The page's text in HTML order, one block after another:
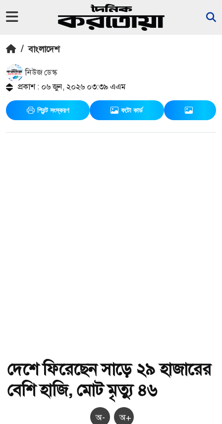
/ বাংলাদেশ
নিউজ ডেস্ক
প্রকাশ : ০৬ জুন, ২০২৬ ০৩:৩৯ এএম
প্রিন্ট সংস্করণ ফটো কার্ড
দেশে ফিরেছেন সাড়ে ২৯ হাজারের
বেশি হাজি, মোট মৃত্যু ৪৬
অ- অ+